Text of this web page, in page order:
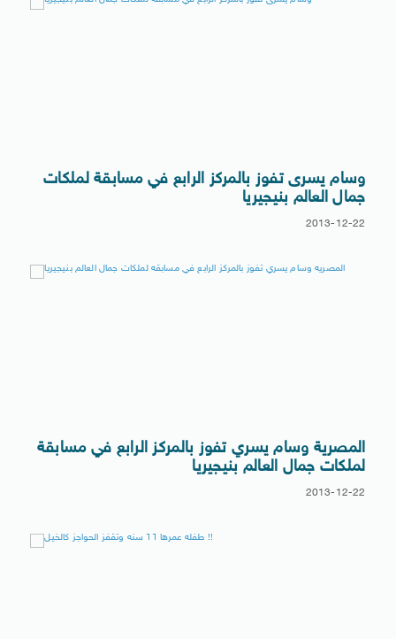
وسام يسرى تفوز بالمركز الرابع في مسابقة لملكات
جمال العالم بنيجيريا
2013-12-22
المصرية وسام يسري تفوز بالمركز الرابع في مسابقة
لملكات جمال العالم بنيجيريا
2013-12-22